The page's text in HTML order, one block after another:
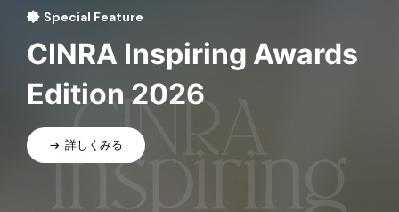
Special Feature
CINRA Inspiring Awards
Edition 2026
詳しくみる